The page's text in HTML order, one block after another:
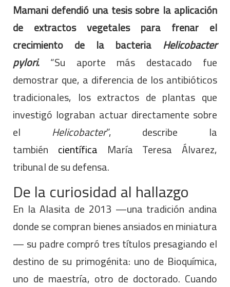
Mamani defendió una tesis sobre la aplicación
de extractos vegetales para frenar el
crecimiento de la bacteria Helicobacter
pylori. “Su aporte más destacado fue
demostrar que, a diferencia de los antibióticos
tradicionales, los extractos de plantas que
investigó lograban actuar directamente sobre
el Helicobacter”, describe la
también científica María Teresa Álvarez,
tribunal de su defensa.
De la curiosidad al hallazgo
En la Alasita de 2013 —una tradición andina
donde se compran bienes ansiados en miniatura
— su padre compró tres títulos presagiando el
destino de su primogénita: uno de Bioquímica,
uno de maestría, otro de doctorado. Cuando